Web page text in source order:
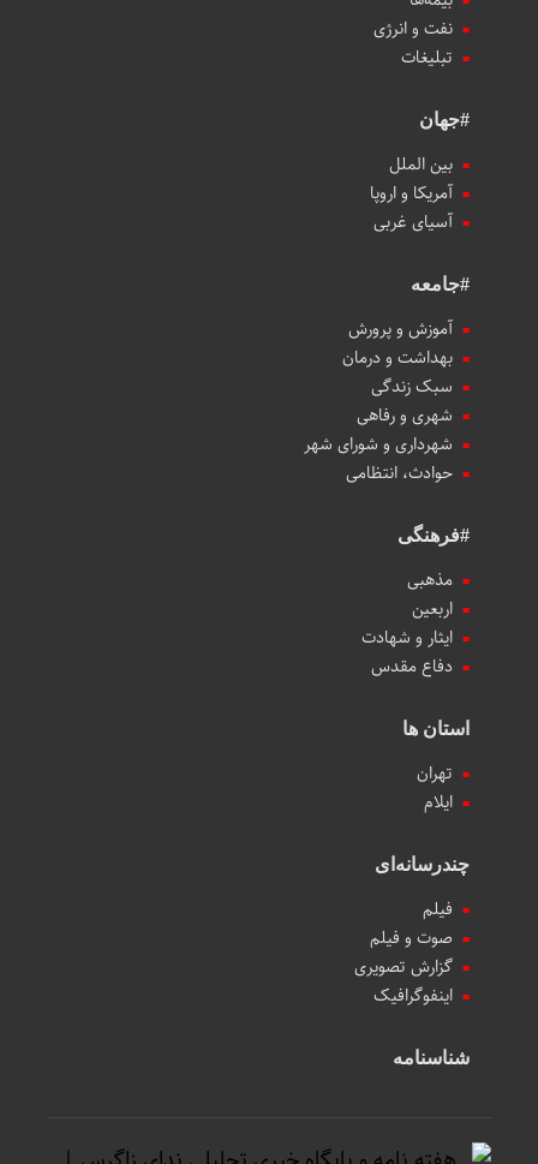
نفت و انرژی
تبلیغات
#جهان
بین الملل
آمریکا و اروپا
آسیای غربی
#جامعه
آموزش و پرورش
بهداشت و درمان
سبک زندگی
شهری و رفاهی
شهرداری و شورای شهر
حوادث، انتظامی
#فرهنگی
مذهبی
اربعین
ایثار و شهادت
دفاع مقدس
استان ها
تهران
ایلام
چندرسانه‌ای
فیلم
صوت و فیلم
گزارش تصویری
اینفوگرافیک
شناسنامه